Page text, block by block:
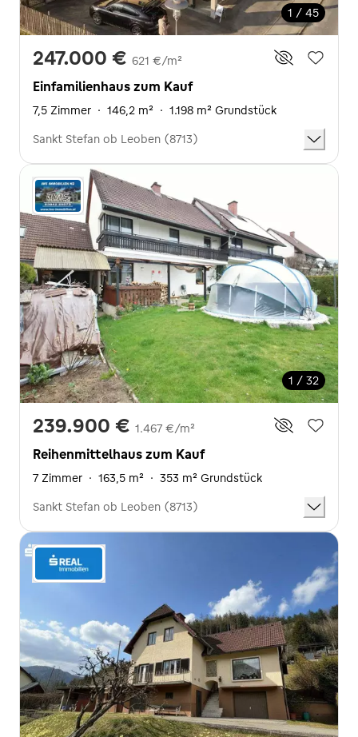
1 / 45
247.000 € 621 €/m²
Einfamilienhaus zum Kauf
7,5 Zimmer · 146,2 m² · 1.198 m² Grundstück
Sankt Stefan ob Leoben (8713)
1 / 32
239.900 € 1.467 €/m²
Reihenmittelhaus zum Kauf
7 Zimmer · 163,5 m² · 353 m² Grundstück
Sankt Stefan ob Leoben (8713)